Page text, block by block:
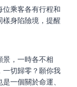
位乘客各有行程和
樣身陷險境，提醒
景，一時各不相
一切歸零？願你我
一個關於命運、